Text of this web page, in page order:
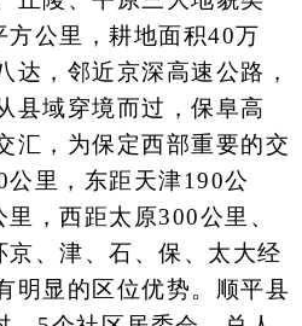
公里，耕地面积40万
达，邻近京深高速公路，
县域穿境而过，保阜高
汇，为保定西部重要的交
里，东距天津190公
，西距太原300公里、
、津、石、保、太大经
明显的区位优势。顺平县